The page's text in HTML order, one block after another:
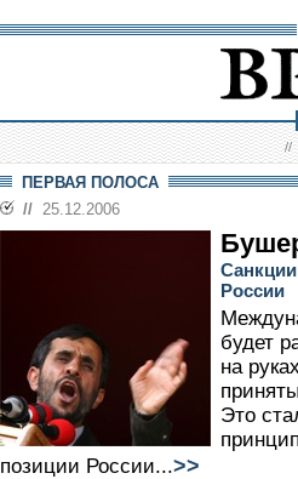
//
ПЕРВАЯ ПОЛОСА
// 25.12.2006
России
будет
на
Это
позиции России...>>